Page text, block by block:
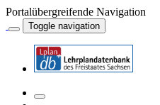
Portalübergreifende Navigation
Toggle navigation